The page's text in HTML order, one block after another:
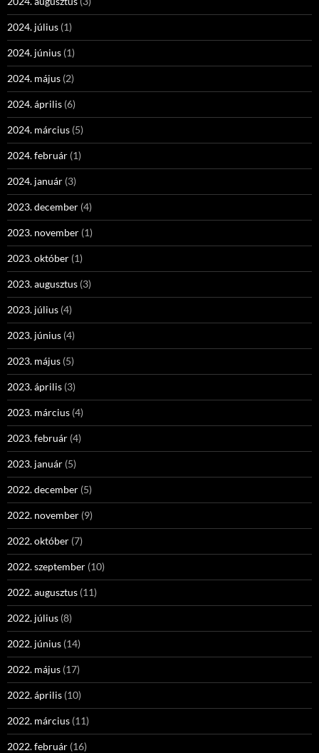
2024. július (1)
2024. június (1)
2024. május (2)
2024. április (6)
2024. március (5)
2024. február (1)
2024. január (3)
2023. december (4)
2023. november (1)
2023. október (1)
2023. augusztus (3)
2023. július (4)
2023. június (4)
2023. május (5)
2023. április (3)
2023. március (4)
2023. február (4)
2023. január (5)
2022. december (5)
2022. november (9)
2022. október (7)
2022. szeptember (10)
2022. augusztus (11)
2022. július (8)
2022. június (14)
2022. május (17)
2022. április (10)
2022. március (11)
2022. február (16)